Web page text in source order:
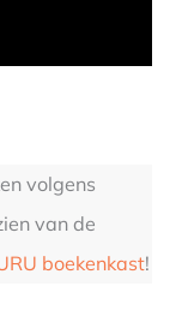
volgens
van de
boekenkast!